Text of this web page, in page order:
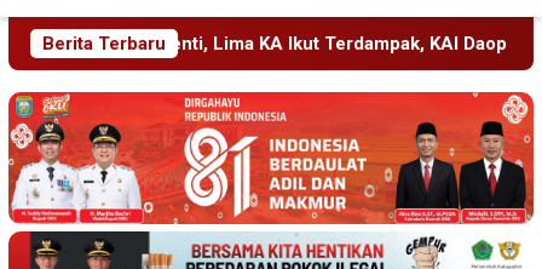
Berita Terbaru
Ikut Terdampak, KAI Daop 7 Gerak Cepat Pulihkan Layanan